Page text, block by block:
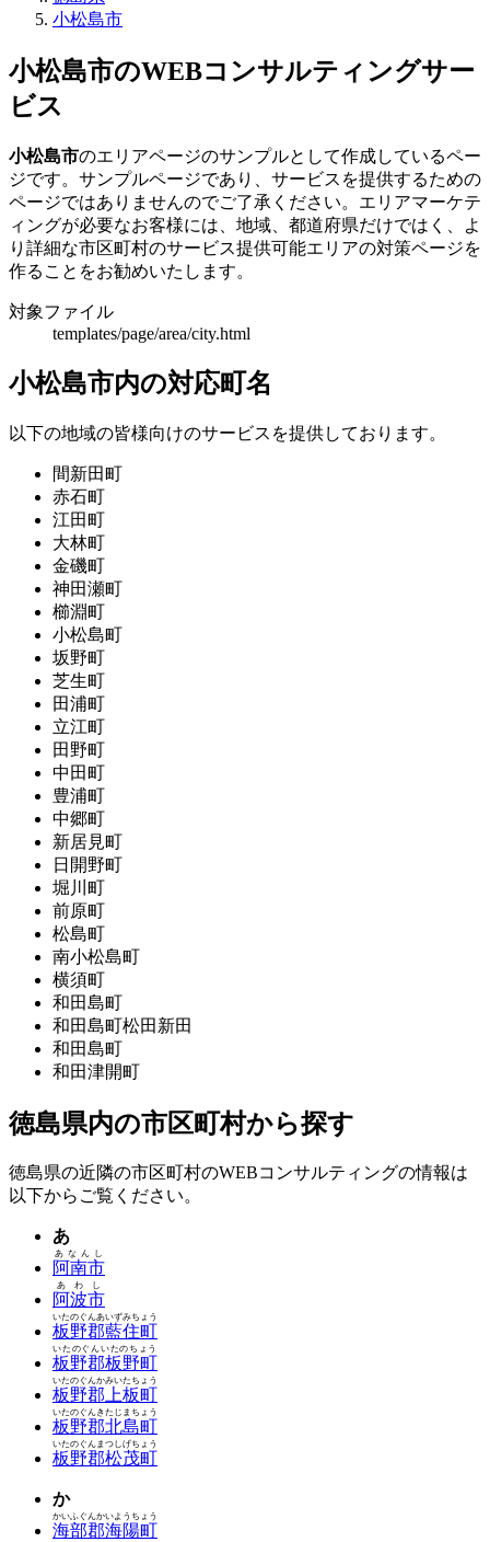
小松島市
小松島市のWEBコンサルティングサー
ビス
小松島市のエリアページのサンプルとして作成しているペー
ジです。サンプルページであり、サービスを提供するための
ページではありませんのでご了承ください。エリアマーケテ
ィングが必要なお客様には、地域、都道府県だけではく、よ
り詳細な市区町村のサービス提供可能エリアの対策ページを
作ることをお勧めいたします。
対象ファイル
templates/page/area/city.html
小松島市内の対応町名
以下の地域の皆様向けのサービスを提供しております。
間新田町
赤石町
江田町
大林町
金磯町
神田瀬町
櫛淵町
小松島町
坂野町
芝生町
田浦町
立江町
田野町
中田町
豊浦町
中郷町
新居見町
日開野町
堀川町
前原町
松島町
南小松島町
横須町
和田島町
和田島町松田新田
和田島町
和田津開町
徳島県内の市区町村から探す
徳島県の近隣の市区町村のWEBコンサルティングの情報は
以下からご覧ください。
あ
阿南市
あなんし
阿波市
あわし
板野郡藍住町
いたのぐんあいずみちょう
板野郡板野町
いたのぐんいたのちょう
板野郡上板町
いたのぐんかみいたちょう
板野郡北島町
いたのぐんきたじまちょう
板野郡松茂町
いたのぐんまつしげちょう
か
海部郡海陽町
かいふぐんかいようちょう